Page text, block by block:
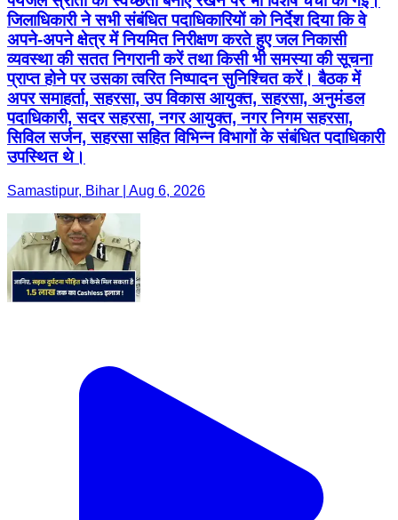
जिलाधिकारी ने सभी संबंधित पदाधिकारियों को निर्देश दिया कि वे
अपने-अपने क्षेत्र में नियमित निरीक्षण करते हुए जल निकासी
व्यवस्था की सतत निगरानी करें तथा किसी भी समस्या की सूचना
प्राप्त होने पर उसका त्वरित निष्पादन सुनिश्चित करें। बैठक में
अपर समाहर्ता, सहरसा, उप विकास आयुक्त, सहरसा, अनुमंडल
पदाधिकारी, सदर सहरसा, नगर आयुक्त, नगर निगम सहरसा,
सिविल सर्जन, सहरसा सहित विभिन्न विभागों के संबंधित पदाधिकारी
उपस्थित थे।
Samastipur, Bihar | Aug 6, 2026